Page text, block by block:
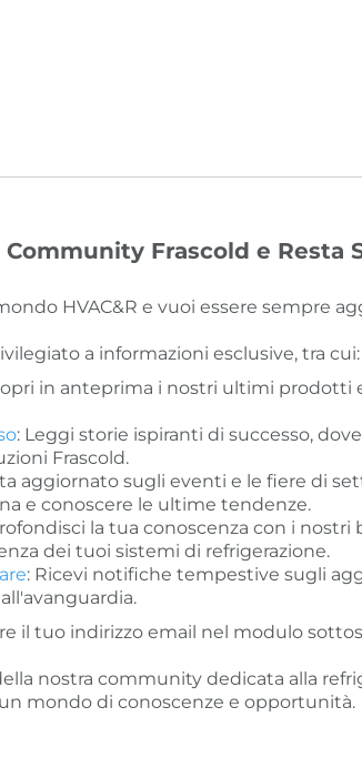
Frascold e Resta
HVAC&R e vuoi essere sempre
a informazioni esclusive, tra cui:
in anteprima i nostri ultimi prodotti
: Leggi storie ispiranti di successo,
Frascold.
aggiornato sugli eventi e le fiere di
e conoscere le ultime tendenze.
la tua conoscenza con i
dei tuoi sistemi di refrigerazione.
: Ricevi notifiche tempestive sugli
il tuo indirizzo email nel modulo
nostra community dedicata alla
mondo di conoscenze e opportunità.